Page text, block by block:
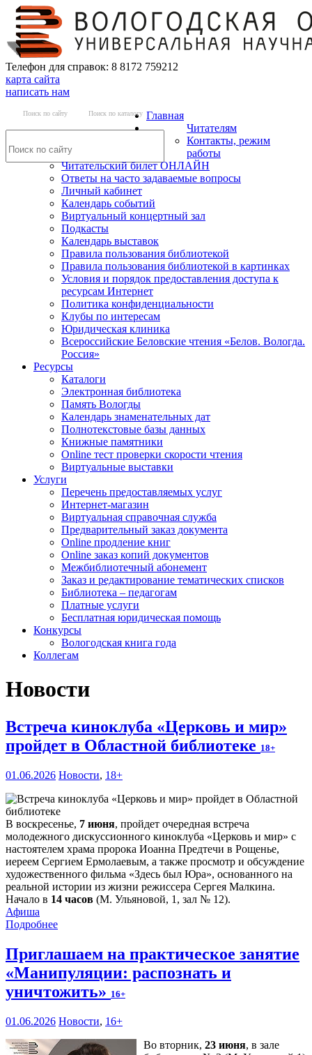
Телефон для справок: 8 8172 759212
карта сайта
написать нам
Поиск по сайту Поиск по каталогу Главная
Читателям
Контакты, режим
работы
Читательский билет ОНЛАЙН
Ответы на часто задаваемые вопросы
Личный кабинет
Календарь событий
Виртуальный концертный зал
Подкасты
Календарь выставок
Правила пользования библиотекой
Правила пользования библиотекой в картинках
Условия и порядок предоставления доступа к
ресурсам Интернет
Политика конфиденциальности
Клубы по интересам
Юридическая клиника
Всероссийские Беловские чтения «Белов. Вологда.
Россия»
Ресурсы
Каталоги
Электронная библиотека
Память Вологды
Календарь знаменательных дат
Полнотекстовые базы данных
Книжные памятники
Online тест проверки скорости чтения
Виртуальные выставки
Услуги
Перечень предоставляемых услуг
Интернет-магазин
Виртуальная справочная служба
Предварительный заказ документа
Online продление книг
Online заказ копий документов
Межбиблиотечный абонемент
Заказ и редактирование тематических списков
Библиотека – педагогам
Платные услуги
Бесплатная юридическая помощь
Конкурсы
Вологодская книга года
Коллегам
Новости
Встреча киноклуба «Церковь и мир»
пройдет в Областной библиотеке 18+
01.06.2026 Новости, 18+
В воскресенье, 7 июня, пройдет очередная встреча
молодежного дискуссионного киноклуба «Церковь и мир» с
настоятелем храма пророка Иоанна Предтечи в Рощенье,
иереем Сергием Ермолаевым, а также просмотр и обсуждение
художественного фильма «Здесь был Юра», основанного на
реальной истории из жизни режиссера Сергея Малкина.
Начало в 14 часов (М. Ульяновой, 1, зал № 12).
Афиша
Подробнее
Приглашаем на практическое занятие
«Манипуляции: распознать и
уничтожить» 16+
01.06.2026 Новости, 16+
Во вторник, 23 июня, в зале